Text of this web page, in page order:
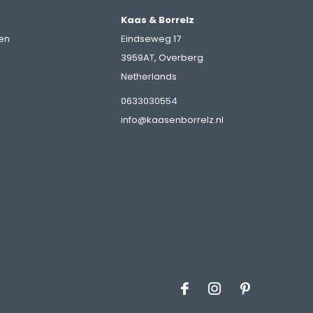
Kaas & Borrelz
Eindseweg 17
3959AT, Overberg
Netherlands
0633030554
info@kaasenborrelz.nl